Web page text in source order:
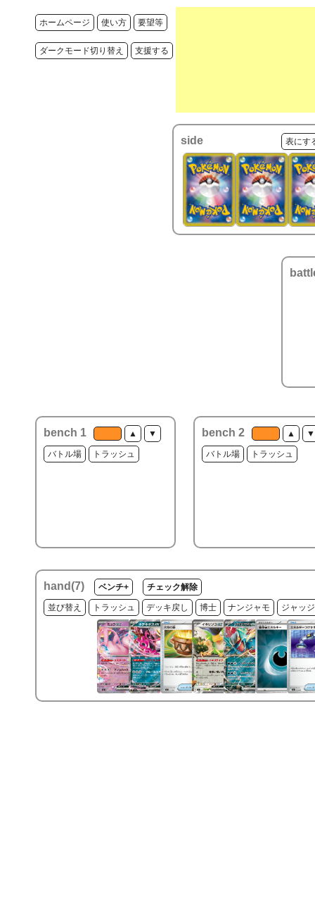
ホームページ 使い方 要望等
ダークモード切り替え 支援する
side 表にす
bench 1 ▲ ▼
バトル場 トラッシュ
bench 2 ▲ ▼
バトル場 トラッシュ
hand(7) ベンチ+ チェック解除
並び替え トラッシュ デッキ戻し 博士 ナンジャモ ジャッ